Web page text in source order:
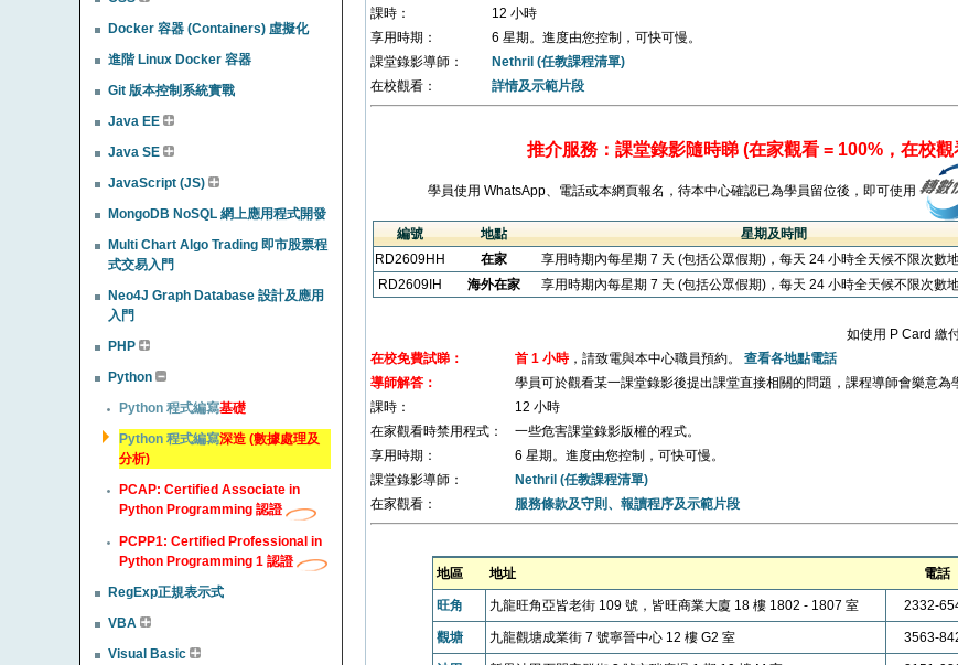
Docker 容器 (Containers) 虛擬化
進階 Linux Docker 容器
Git 版本控制系統實戰
Java EE
Java SE
JavaScript (JS)
MongoDB NoSQL 網上應用程式開發
Multi Chart Algo Trading 即市股票程
式交易入門
Neo4J Graph Database 設計及應用
入門
PHP
Python
Python 程式編寫基礎
Python 程式編寫深造 (數據處理及
分析)
PCAP: Certified Associate in
Python Programming 認證
PCPP1: Certified Professional in
Python Programming 1 認證
RegExp正規表示式
VBA
Visual Basic
課時：
12 小時
享用時期：
6 星期。進度由您控制，可快可慢。
課堂錄影導師：
Nethril (任教課程清單)
在校觀看：
詳情及示範片段
推介服務：課堂錄影隨時睇 (在家觀看 = 100%，在校觀
學員使用 WhatsApp、電話或本網頁報名，待本中心確認已為學員留位後，即可使用
編號 地點 星期及時間
RD2609HH
在家 享用時期內每星期 7 天 (包括公眾假期)，每天 24 小時全天候不限次數地
RD2609IH
海外在家 享用時期內每星期 7 天 (包括公眾假期)，每天 24 小時全天候不限次數地
如使用 P Card 繳
在校免費試睇：
首 1 小時，請致電與本中心職員預約。 查看各地點電話
導師解答：
學員可於觀看某一課堂錄影後提出課堂直接相關的問題，課程導師會樂意為
課時：
12 小時
在家觀看時禁用程式：
一些危害課堂錄影版權的程式。
享用時期：
6 星期。進度由您控制，可快可慢。
課堂錄影導師：
Nethril (任教課程清單)
在家觀看：
服務條款及守則、報讀程序及示範片段
地區 地址 電話
旺角 九龍旺角亞皆老街 109 號，皆旺商業大廈 18 樓 1802 - 1807 室 2332-
觀塘 九龍觀塘成業街 7 號寧晉中心 12 樓 G2 室 3563-